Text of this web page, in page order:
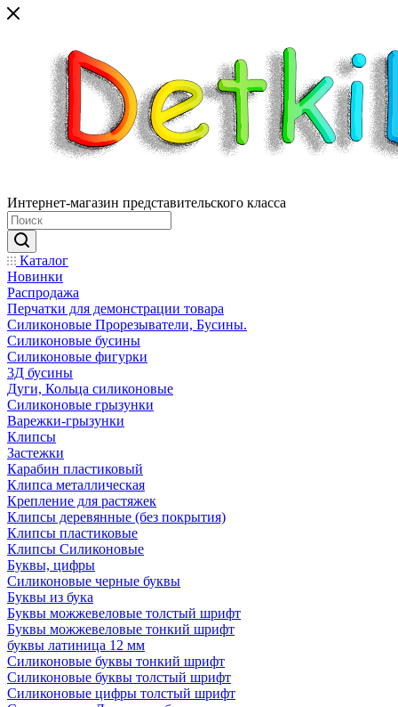
Интернет-магазин представительского класса
Каталог
Новинки
Распродажа
Перчатки для демонстрации товара
Силиконовые Прорезыватели, Бусины.
Силиконовые бусины
Силиконовые фигурки
3Д бусины
Дуги, Кольца силиконовые
Силиконовые грызунки
Варежки-грызунки
Клипсы
Застежки
Карабин пластиковый
Клипса металлическая
Крепление для растяжек
Клипсы деревянные (без покрытия)
Клипсы пластиковые
Клипсы Силиконовые
Буквы, цифры
Силиконовые черные буквы
Буквы из бука
Буквы можжевеловые толстый шрифт
Буквы можжевеловые тонкий шрифт
буквы латиница 12 мм
Силиконовые буквы тонкий шрифт
Силиконовые буквы толстый шрифт
Силиконовые цифры толстый шрифт